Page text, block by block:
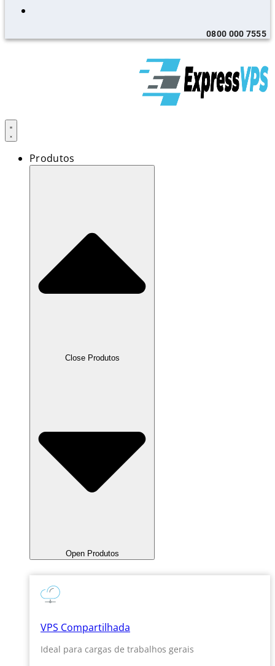
0800 000 7555
Produtos
Close Produtos
Open Produtos
VPS Compartilhada
Ideal para cargas de trabalhos gerais